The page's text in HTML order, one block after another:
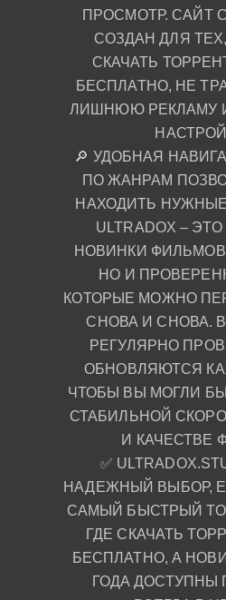
ПРОСМОТР. САЙТ
СОЗДАН ДЛЯ
СКАЧАТЬ
БЕСПЛАТНО, НЕ
ЛИШНЮЮ РЕКЛАМУ
🔎 УДОБНАЯ
ПО ЖАНРАМ
НАХОДИТЬ
ULTRADOX –
НОВИНКИ
НО И
КОТОРЫЕ МОЖНО
СНОВА И СНОВА.
РЕГУЛЯРНО
ОБНОВЛЯЮТСЯ
ЧТОБЫ ВЫ МОГЛИ
СТАБИЛЬНОЙ
И КАЧЕСТВЕ
✅
НАДЕЖНЫЙ ВЫБОР,
САМЫЙ БЫСТРЫЙ
ГДЕ СКАЧАТЬ
БЕСПЛАТНО, А
ГОДА ДОСТУПНЫ